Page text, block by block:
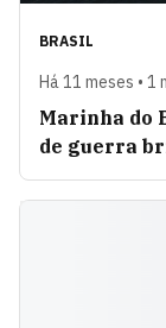
BRASIL
Há 11 meses • 1
Marinha do
de guerra